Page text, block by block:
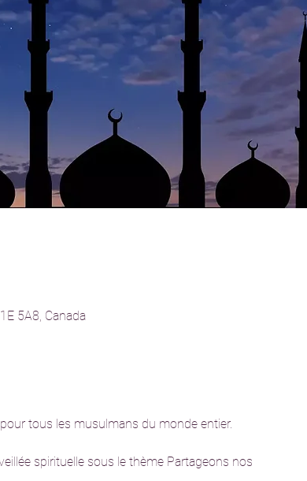
5A8, Canada
tous les musulmans du monde entier.
spirituelle sous le thème Partageons nos